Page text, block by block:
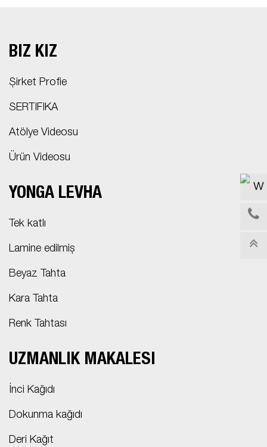
BIZ KİZ
Şirket Profie
SERTIFIKA
Atölye Videosu
Ürün Videosu
YONGA LEVHA
Tek katlı
Lamine edilmiş
Beyaz Tahta
Kara Tahta
Renk Tahtası
UZMANLIK MAKALESI
İnci Kağıdı
Dokunma kağıdı
Deri Kağıt